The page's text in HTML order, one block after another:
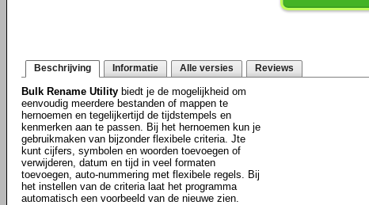
Beschrijving Informatie Alle versies Reviews
Bulk Rename Utility biedt je de mogelijkheid om
eenvoudig meerdere bestanden of mappen te
hernoemen en tegelijkertijd de tijdstempels en
kenmerken aan te passen. Bij het hernoemen kun je
gebruikmaken van bijzonder flexibele criteria. Jte
kunt cijfers, symbolen en woorden toevoegen of
verwijderen, datum en tijd in veel formaten
toevoegen, auto-nummering met flexibele regels. Bij
het instellen van de criteria laat het programma
automatisch een voorbeeld van de nieuwe zien.